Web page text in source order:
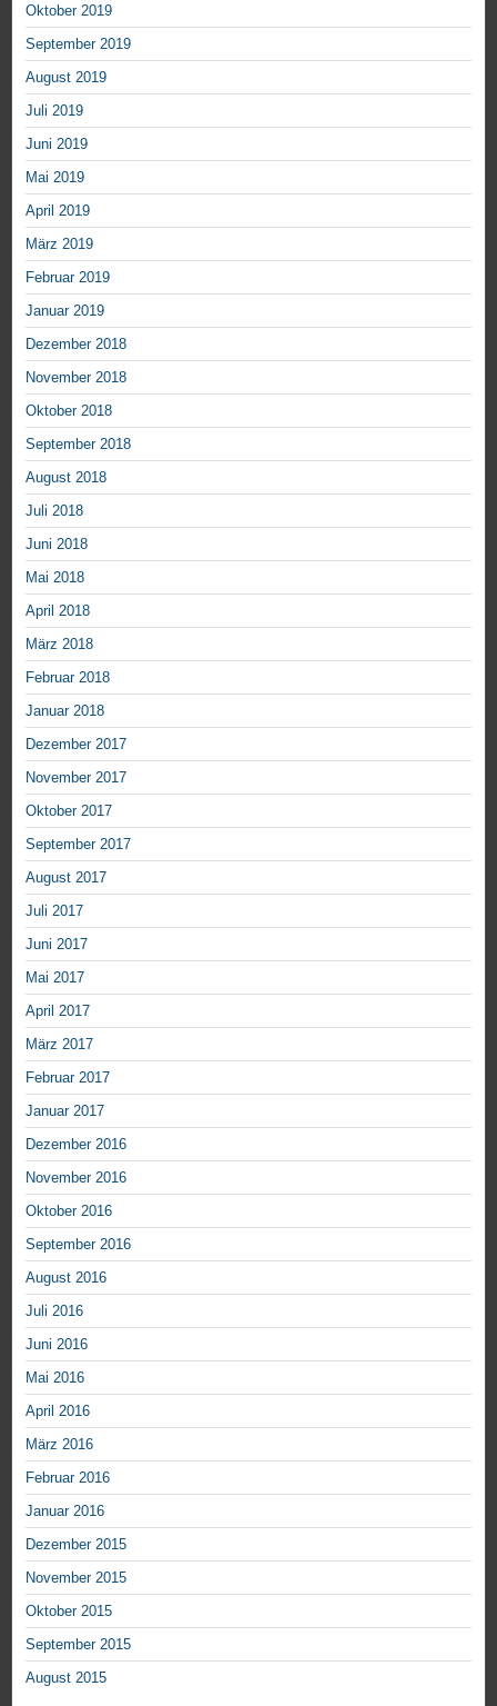
Oktober 2019
September 2019
August 2019
Juli 2019
Juni 2019
Mai 2019
April 2019
März 2019
Februar 2019
Januar 2019
Dezember 2018
November 2018
Oktober 2018
September 2018
August 2018
Juli 2018
Juni 2018
Mai 2018
April 2018
März 2018
Februar 2018
Januar 2018
Dezember 2017
November 2017
Oktober 2017
September 2017
August 2017
Juli 2017
Juni 2017
Mai 2017
April 2017
März 2017
Februar 2017
Januar 2017
Dezember 2016
November 2016
Oktober 2016
September 2016
August 2016
Juli 2016
Juni 2016
Mai 2016
April 2016
März 2016
Februar 2016
Januar 2016
Dezember 2015
November 2015
Oktober 2015
September 2015
August 2015